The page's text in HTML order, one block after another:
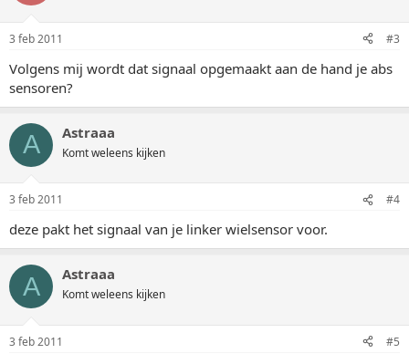
3 feb 2011 #3
Volgens mij wordt dat signaal opgemaakt aan de hand je abs
sensoren?
A Astraaa
Komt weleens kijken
3 feb 2011 #4
deze pakt het signaal van je linker wielsensor voor.
A Astraaa
Komt weleens kijken
3 feb 2011 #5